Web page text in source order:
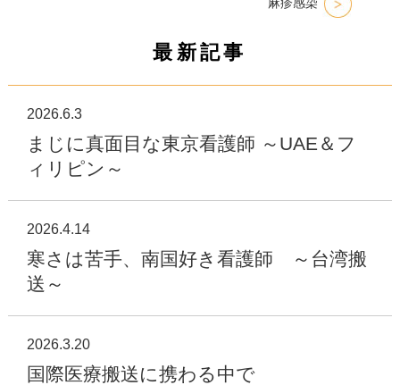
最新記事
2026.6.3
まじに真面目な東京看護師 ～UAE＆フ
ィリピン～
2026.4.14
寒さは苦手、南国好き看護師 ～台湾搬
送～
2026.3.20
国際医療搬送に携わる中で